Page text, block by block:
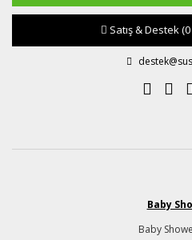
Satış & Destek
Baby
Baby